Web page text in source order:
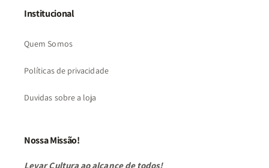
Institucional
Quem Somos
Políticas de privacidade
Duvidas sobre a loja
Nossa Missão!
Levar Cultura ao alcance de todos!